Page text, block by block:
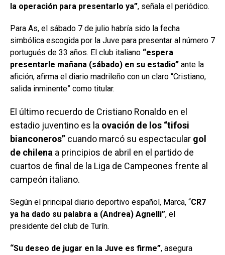
la operación para presentarlo ya”, señala el periódico.
Para As, el sábado 7 de julio habría sido la fecha
simbólica escogida por la Juve para presentar al número 7
portugués de 33 años. El club italiano “espera
presentarle mañana (sábado) en su estadio” ante la
afición, afirma el diario madrileño con un claro “Cristiano,
salida inminente” como titular.
El último recuerdo de Cristiano Ronaldo en el
estadio juventino es la ovación de los “tifosi
bianconeros” cuando marcó su espectacular gol
de chilena a principios de abril en el partido de
cuartos de final de la Liga de Campeones frente al
campeón italiano.
Según el principal diario deportivo español, Marca, “CR7
ya ha dado su palabra a (Andrea) Agnelli”, el
presidente del club de Turín.
“Su deseo de jugar en la Juve es firme”, asegura